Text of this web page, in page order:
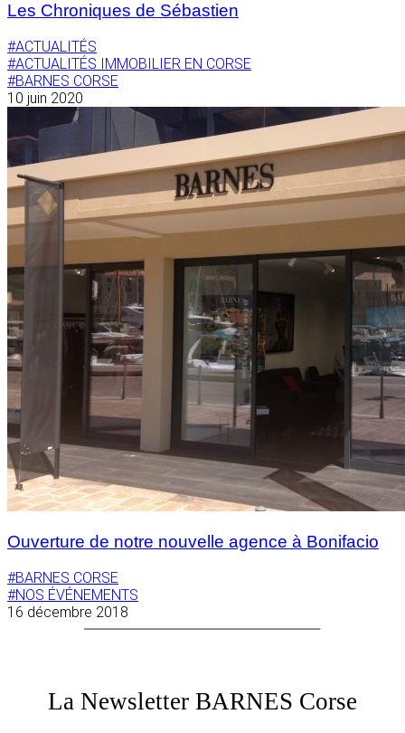
Les Chroniques de Sébastien
#ACTUALITÉS
#ACTUALITÉS IMMOBILIER EN CORSE
#BARNES CORSE
10 juin 2020
Ouverture de notre nouvelle agence à Bonifacio
#BARNES CORSE
#NOS ÉVÉNEMENTS
16 décembre 2018
La Newsletter BARNES Corse